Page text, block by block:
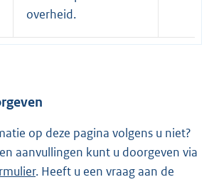
:
e
r
i
n
k
:
overheid.
op deze pagina volgens u niet?
aanvullingen kunt u doorgeven via
. Heeft u een vraag aan de